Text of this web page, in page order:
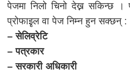
पेजमा निलो चिनो देख्न सकिन्छ ।
प्रोफाइृल वा पेज निम्न हुन सक्छन् :
– सेलिव्रेटि
– पत्रकार
– सरकारी अधिकारी